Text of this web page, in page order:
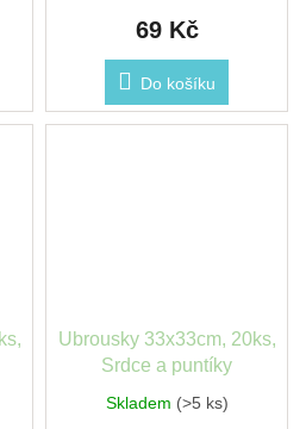
69 Kč
Do košíku
Ubrousky 33x33cm, 20ks,
Srdce a puntíky
Skladem (>5 ks)